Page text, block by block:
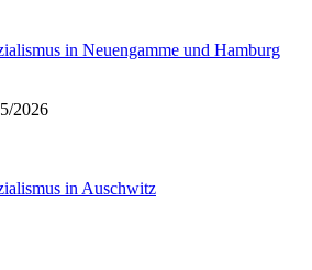
in Neuengamme und Hamburg
2026
in Auschwitz